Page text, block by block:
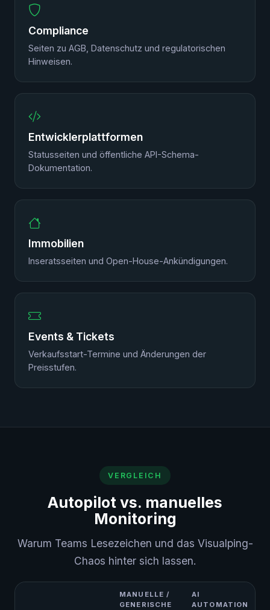
Compliance
Seiten zu AGB, Datenschutz und regulatorischen
Hinweisen.
Entwicklerplattformen
Statusseiten und öffentliche API-Schema-
Dokumentation.
Immobilien
Inseratsseiten und Open-House-Ankündigungen.
Events & Tickets
Verkaufsstart-Termine und Änderungen der
Preisstufen.
VERGLEICH
Autopilot vs. manuelles
Monitoring
Warum Teams Lesezeichen und das Visualping-
Chaos hinter sich lassen.
MANUELLE /
GENERISCHE
AI
AUTOMATION